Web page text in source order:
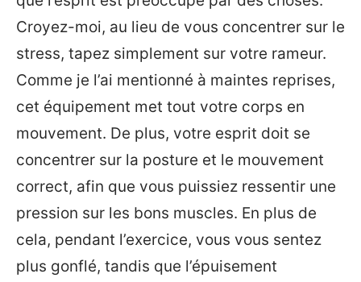
Croyez-moi, au lieu de vous concentrer sur le
stress, tapez simplement sur votre rameur.
Comme je l’ai mentionné à maintes reprises,
cet équipement met tout votre corps en
mouvement. De plus, votre esprit doit se
concentrer sur la posture et le mouvement
correct, afin que vous puissiez ressentir une
pression sur les bons muscles. En plus de
cela, pendant l’exercice, vous vous sentez
plus gonflé, tandis que l’épuisement